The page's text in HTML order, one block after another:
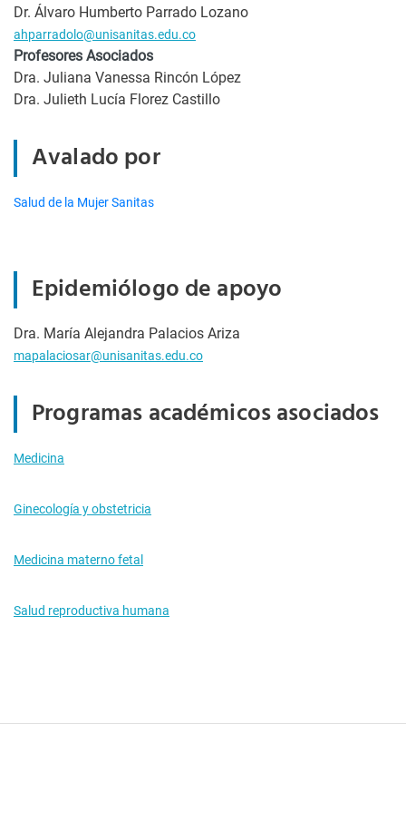
Dr. Álvaro Humberto Parrado Lozano
ahparradolo@unisanitas.edu.co
Profesores Asociados
Dra. Juliana Vanessa Rincón López
Dra. Julieth Lucía Florez Castillo
Avalado por
Salud de la Mujer Sanitas
Epidemiólogo de apoyo
Dra. María Alejandra Palacios Ariza
mapalaciosar@unisanitas.edu.co
Programas académicos asociados
Medicina
Ginecología y obstetricia
Medicina materno fetal
Salud reproductiva humana